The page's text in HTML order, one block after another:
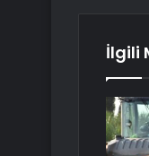
İlgili